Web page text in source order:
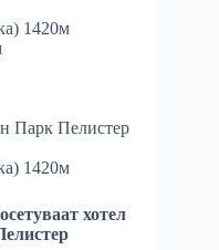
1420м
Парк Пелистер
1420м
хотел